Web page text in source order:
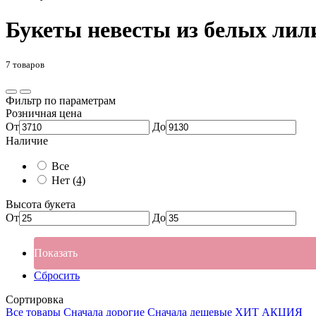
Букеты невесты из белых
7 товаров
Фильтр по параметрам
Розничная цена
От
До
Наличие
Все
Нет (4)
Высота букета
От
До
Показать
Сбросить
Сортировка
Все товары Сначала дорогие Сначала дешевые ХИТ АКЦИЯ